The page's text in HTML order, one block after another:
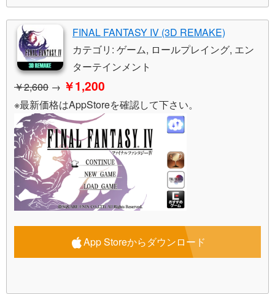
FINAL FANTASY IV (3D REMAKE)
カテゴリ: ゲーム, ロールプレイング, エン
ターテインメント
￥2,600 → ￥1,200
※最新価格はAppStoreを確認して下さい。
App Storeからダウンロード